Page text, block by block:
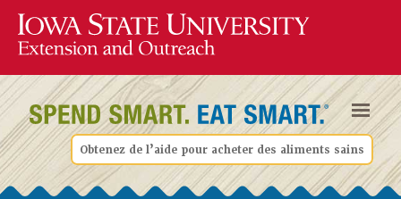
Obtenez de l’aide pour acheter des aliments sains